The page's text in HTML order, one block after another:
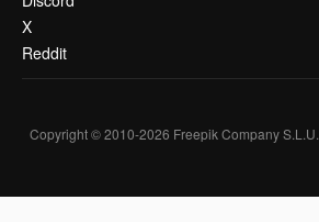
X
Reddit
Copyright © 2010-2026 Freepik Company S.L.U.